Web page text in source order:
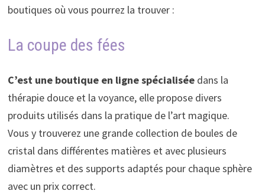
boutiques où vous pourrez la trouver :
La coupe des fées
C’est une boutique en ligne spécialisée dans la
thérapie douce et la voyance, elle propose divers
produits utilisés dans la pratique de l’art magique.
Vous y trouverez une grande collection de boules de
cristal dans différentes matières et avec plusieurs
diamètres et des supports adaptés pour chaque sphère
avec un prix correct.